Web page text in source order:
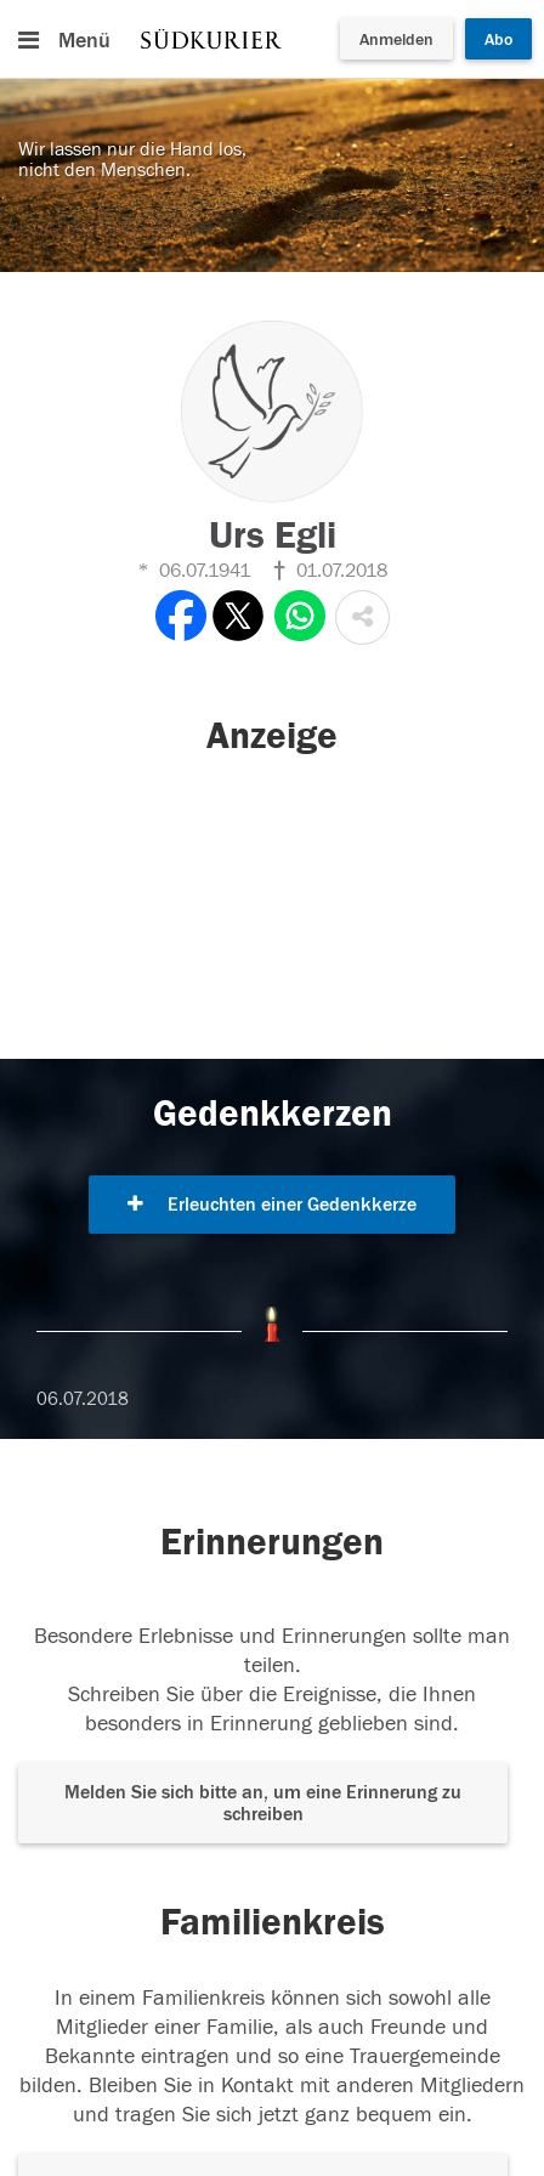
Menü Anmelden Abo
Wir lassen nur die Hand los,
nicht den Menschen.
Urs Egli
06.07.1941 01.07.2018
Anzeige
Gedenkkerzen
Erleuchten einer Gedenkkerze
06.07.2018
Erinnerungen
Besondere Erlebnisse und Erinnerungen sollte man
teilen.
Schreiben Sie über die Ereignisse, die Ihnen
besonders in Erinnerung geblieben sind.
Melden Sie sich bitte an, um eine Erinnerung zu
schreiben
Familienkreis
In einem Familienkreis können sich sowohl alle
Mitglieder einer Familie, als auch Freunde und
Bekannte eintragen und so eine Trauergemeinde
bilden. Bleiben Sie in Kontakt mit anderen Mitgliedern
und tragen Sie sich jetzt ganz bequem ein.